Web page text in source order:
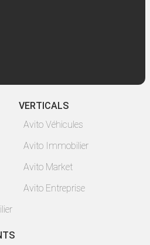
VERTICALS
Avito Véhicules
Avito Immobilier
Avito Market
Avito Entreprise